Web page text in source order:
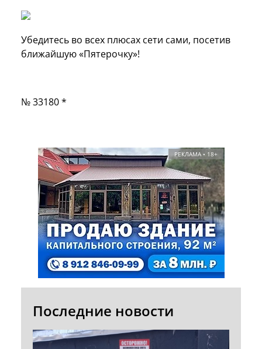
Убедитесь во всех плюсах сети сами, посетив
ближайшую «Пятерочку»!
№ 33180 *
РЕКЛАМА • 18+
Последние новости